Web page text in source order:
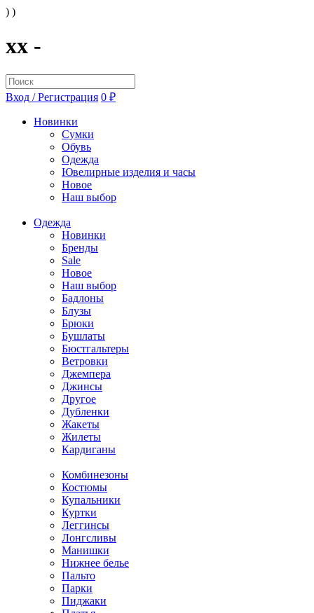
) )
xx -
Вход / Регистрация 0 ₽
Новинки
Сумки
Обувь
Одежда
Ювелирные изделия и часы
Новое
Наш выбор
Одежда
Новинки
Бренды
Sale
Новое
Наш выбор
Бадлоны
Блузы
Брюки
Бушлаты
Бюстгальтеры
Ветровки
Джемпера
Джинсы
Другое
Дубленки
Жакеты
Жилеты
Кардиганы
Комбинезоны
Костюмы
Купальники
Куртки
Леггинсы
Лонгсливы
Манишки
Нижнее белье
Пальто
Парки
Пиджаки